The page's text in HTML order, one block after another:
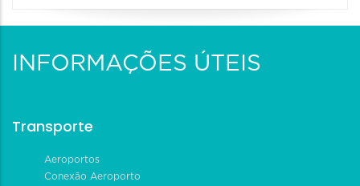
INFORMAÇÕES ÚTEIS
Transporte
Aeroportos
Conexão Aeroporto